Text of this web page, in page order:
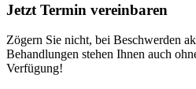
Jetzt Termin vereinbaren
Zögern Sie nicht, bei Beschwerden
Behandlungen stehen Ihnen auch
Verfügung!